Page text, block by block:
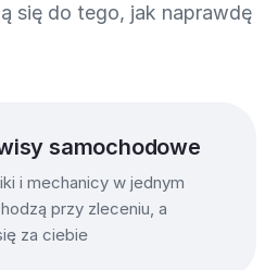
się do tego, jak naprawdę
samochodowe
i mechanicy w jednym
przy zleceniu, a
za ciebie